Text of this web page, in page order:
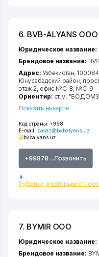
6. BVB-ALYANS ООО
Код страны: +998
E-mail: zakaz@bvbalyans.uz
bvbalyans.uz
+99878 ...Позвонить
Рубрики, к которым
Юридическое название:
Брендовое название:
Адрес: Узбекистан,
Юнусабадский район,
этаж 2, офис №C-8, №C-9
Ориентир: ст.м.
Показать на карте
7. BYMIR ООО
Юридическое название:
Брендовое название: